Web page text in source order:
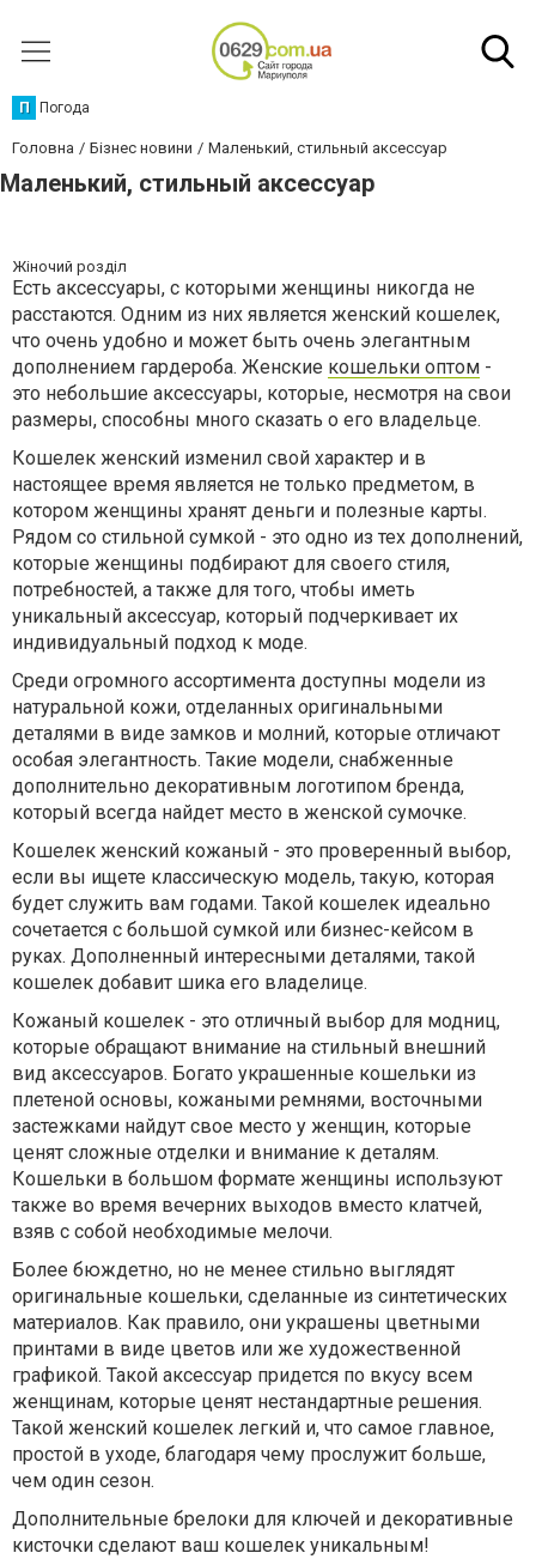
П Погода
Головна Бізнес новини Маленький, стильный аксессуар
Маленький, стильный аксессуар
Жіночий розділ
Есть аксессуары, с которыми женщины никогда не
расстаются. Одним из них является женский кошелек,
что очень удобно и может быть очень элегантным
дополнением гардероба. Женские кошельки оптом -
это небольшие аксессуары, которые, несмотря на свои
размеры, способны много сказать о его владельце.
Кошелек женский изменил свой характер и в
настоящее время является не только предметом, в
котором женщины хранят деньги и полезные карты.
Рядом со стильной сумкой - это одно из тех дополнений,
которые женщины подбирают для своего стиля,
потребностей, а также для того, чтобы иметь
уникальный аксессуар, который подчеркивает их
индивидуальный подход к моде.
Среди огромного ассортимента доступны модели из
натуральной кожи, отделанных оригинальными
деталями в виде замков и молний, которые отличают
особая элегантность. Такие модели, снабженные
дополнительно декоративным логотипом бренда,
который всегда найдет место в женской сумочке.
Кошелек женский кожаный - это проверенный выбор,
если вы ищете классическую модель, такую, которая
будет служить вам годами. Такой кошелек идеально
сочетается с большой сумкой или бизнес-кейсом в
руках. Дополненный интересными деталями, такой
кошелек добавит шика его владелице.
Кожаный кошелек - это отличный выбор для модниц,
которые обращают внимание на стильный внешний
вид аксессуаров. Богато украшенные кошельки из
плетеной основы, кожаными ремнями, восточными
застежками найдут свое место у женщин, которые
ценят сложные отделки и внимание к деталям.
Кошельки в большом формате женщины используют
также во время вечерних выходов вместо клатчей,
взяв с собой необходимые мелочи.
Более бюждетно, но не менее стильно выглядят
оригинальные кошельки, сделанные из синтетических
материалов. Как правило, они украшены цветными
принтами в виде цветов или же художественной
графикой. Такой аксессуар придется по вкусу всем
женщинам, которые ценят нестандартные решения.
Такой женский кошелек легкий и, что самое главное,
простой в уходе, благодаря чему прослужит больше,
чем один сезон.
Дополнительные брелоки для ключей и декоративные
кисточки сделают ваш кошелек уникальным!